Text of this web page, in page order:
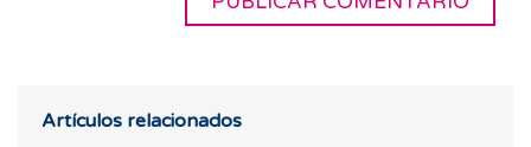
Artículos relacionados